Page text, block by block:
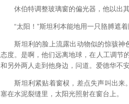
休伯特调整玻璃窗的偏光器，他以出其
“太阳！”斯坦利本能地用一只胳膊遮着
斯坦利的脸上流露出动物似的惊骇神
态度。是啊，他们远离地球，在人工调节
和另外两人走到他身边，问道。爱德华不
斯坦利紧贴着窗棂，差点失声叫出来
塞在水泥裂缝里，太阳光照射在窗台上。